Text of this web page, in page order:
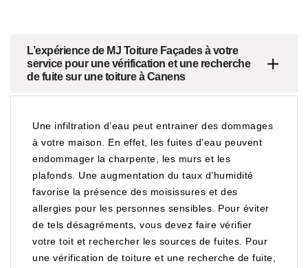
L’expérience de MJ Toiture Façades à votre
service pour une vérification et une recherche
de fuite sur une toiture à Canens
Une infiltration d’eau peut entrainer des dommages
à votre maison. En effet, les fuites d’eau peuvent
endommager la charpente, les murs et les
plafonds. Une augmentation du taux d’humidité
favorise la présence des moisissures et des
allergies pour les personnes sensibles. Pour éviter
de tels désagréments, vous devez faire vérifier
votre toit et rechercher les sources de fuites. Pour
une vérification de toiture et une recherche de fuite,